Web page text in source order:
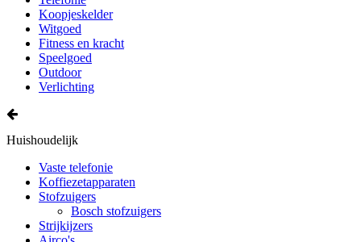
Koopjeskelder
Witgoed
Fitness en kracht
Speelgoed
Outdoor
Verlichting
Huishoudelijk
Vaste telefonie
Koffiezetapparaten
Stofzuigers
Bosch stofzuigers
Strijkijzers